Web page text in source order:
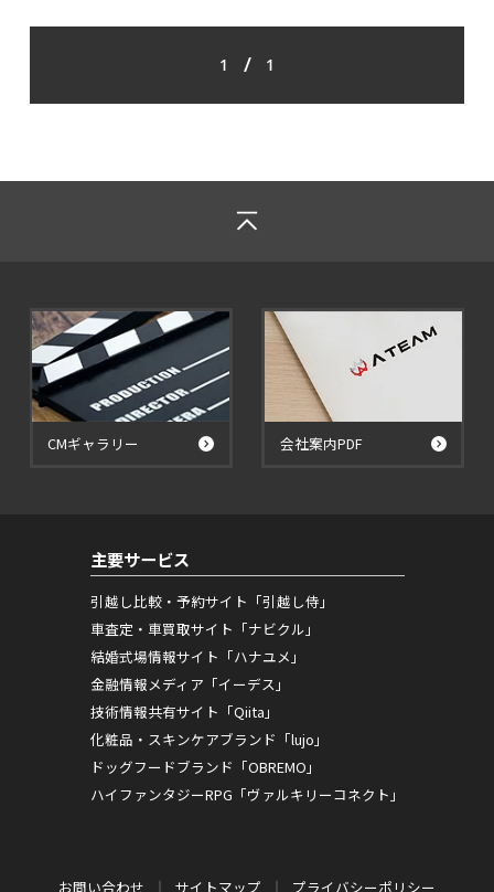
1 / 1
CMギャラリー 会社案内PDF
主要サービス
引越し比較・予約サイト「引越し侍」
車査定・車買取サイト「ナビクル」
結婚式場情報サイト「ハナユメ」
金融情報メディア「イーデス」
技術情報共有サイト「Qiita」
化粧品・スキンケアブランド「lujo」
ドッグフードブランド「OBREMO」
ハイファンタジーRPG「ヴァルキリーコネクト」
お問い合わせ サイトマップ プライバシーポリシー